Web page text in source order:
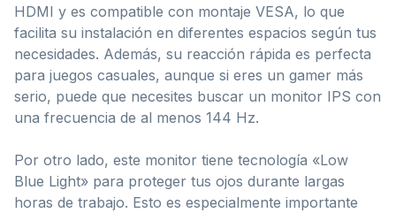
HDMI y es compatible con montaje VESA, lo que
facilita su instalación en diferentes espacios según tus
necesidades. Además, su reacción rápida es perfecta
para juegos casuales, aunque si eres un gamer más
serio, puede que necesites buscar un monitor IPS con
una frecuencia de al menos 144 Hz.
Por otro lado, este monitor tiene tecnología «Low
Blue Light» para proteger tus ojos durante largas
horas de trabajo. Esto es especialmente importante